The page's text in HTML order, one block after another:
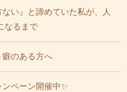
ない』と諦めていた私が、人
なるまで
癖のある方へ
ペーン開催中✨